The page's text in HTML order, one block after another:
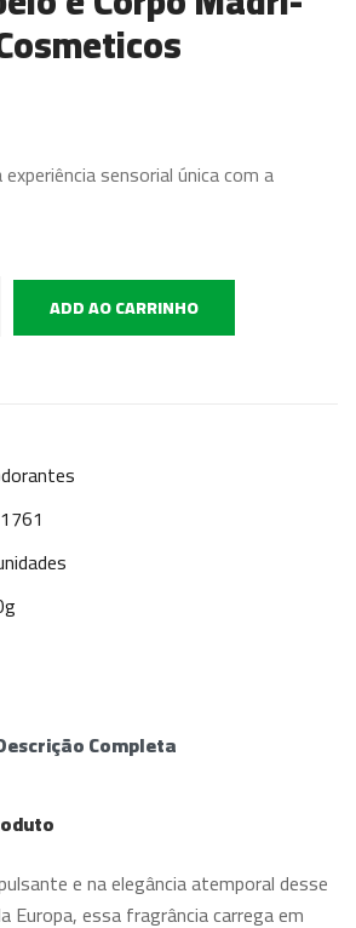
sensorial única com a
ADD AO CARRINHO
Completa
e na elegância atemporal desse
Europa, essa fragrância carrega em